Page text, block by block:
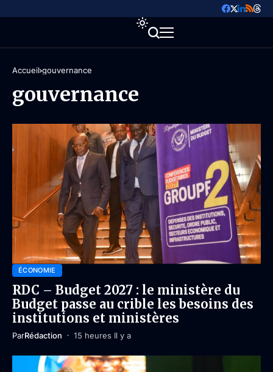
Accueil gouvernance
gouvernance
ÉCONOMIE
RDC – Budget 2027 : le ministère du
Budget passe au crible les besoins des
institutions et ministères
ParRédaction 15 heures Il y a